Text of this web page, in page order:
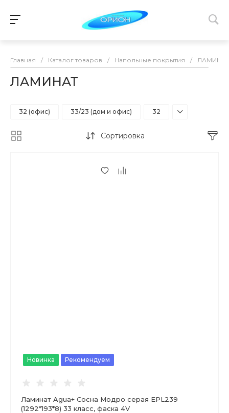
Главная / Каталог товаров / Напольные покрытия / ЛАМИНАТ
ЛАМИНАТ
32 (офис) 33/23 (дом и офис) 32
Сортировка
Новинка Рекомендуем
Ламинат Agua+ Сосна Модро серая EPL239
(1292*193*8) 33 класс, фаска 4V